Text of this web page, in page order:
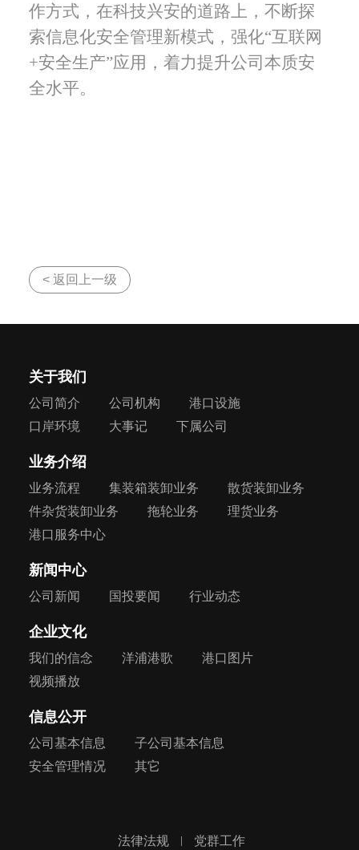
作方式，在科技兴安的道路上，不断探
索信息化安全管理新模式，强化“互联网
+安全生产”应用，着力提升公司本质安
全水平。
< 返回上一级
关于我们
公司简介 公司机构
港口设施
口岸环境
大事记 下属公司
业务介绍
业务流程 集装箱装卸业务
散货装卸业务
件杂货装卸业务
拖轮业务
理货业务
港口服务中心
新闻中心
公司新闻 国投要闻 行业动态
企业文化
我们的信念 洋浦港歌
港口图片
视频播放
信息公开
公司基本信息
子公司基本信息
安全管理情况
其它
法律法规 党群工作